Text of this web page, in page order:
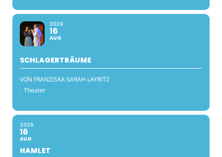
2026
16
AUG
SCHLAGERTRÄUME
VON FRANZISKA SARAH LAYRITZ
: Theater
2026
16
AUG
HAMLET